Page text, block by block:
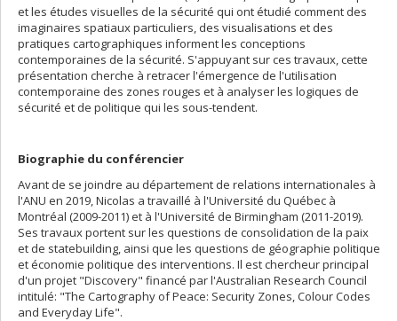
et les études visuelles de la sécurité qui ont étudié comment des
imaginaires spatiaux particuliers, des visualisations et des
pratiques cartographiques informent les conceptions
contemporaines de la sécurité. S'appuyant sur ces travaux, cette
présentation cherche à retracer l'émergence de l'utilisation
contemporaine des zones rouges et à analyser les logiques de
sécurité et de politique qui les sous-tendent.
Biographie du conférencier
Avant de se joindre au département de relations internationales à
l'ANU en 2019, Nicolas a travaillé à l'Université du Québec à
Montréal (2009-2011) et à l'Université de Birmingham (2011-2019).
Ses travaux portent sur les questions de consolidation de la paix
et de statebuilding, ainsi que les questions de géographie politique
et économie politique des interventions. Il est chercheur principal
d'un projet "Discovery" financé par l'Australian Research Council
intitulé: "The Cartography of Peace: Security Zones, Colour Codes
and Everyday Life".